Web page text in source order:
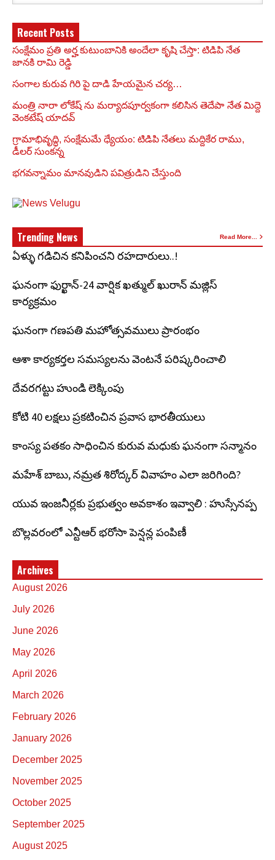
Recent Posts
సంక్షేమం ప్రతి అర్హ కుటుంబానికి అందేలా కృషి చేస్తా: టిడిపి నేత
జానకి రామి రెడ్డి
సంగాల కురువ గిరి పై దాడి హేయమైన చర్య…
మంత్రి నారా లోకేష్ ను మర్యాదపూర్వకంగా కలిసిన తెదేపా నేత మిద్దె
వెంకటేష్ యాదవ్
గ్రామాభివృద్ధి, సంక్షేమమే ధ్యేయం: టిడిపి నేతలు మద్దికేర రాము,
డీలర్ సుంకన్న
భగవన్నామం మానవుడిని పవిత్రుడిని చేస్తుంది
Trending News Read More...
ఏళ్ళు గడిచిన కనిపించని రహదారులు..!
ఘనంగా ఫుర్ఖాన్-24 వార్షిక ఖత్ముల్ ఖురాన్ మజ్లిస్
కార్యక్రమం
ఘనంగా గణపతి మహోత్సవములు ప్రారంభం
ఆశా కార్యకర్తల సమస్యలను వెంటనే పరిష్కరించాలి
దేవరగట్టు హుండి లెక్కింపు
కోటి 40 లక్షలు ప్రకటించిన ప్రవాస భారతీయులు
కాంస్య పతకం సాధించిన కురువ మధుకు ఘనంగా సన్మానం
మహేశ్ బాబు, నమ్రత శిరోద్కర్ వివాహం ఎలా జరిగింది?
యువ ఇంజనీర్లకు ప్రభుత్వం అవకాశం ఇవ్వాలి : హుస్సేనప్ప
బొల్లవరంలో ఎన్టీఆర్ భరోసా పెన్షన్ల పంపిణీ
Archives
August 2026
July 2026
June 2026
May 2026
April 2026
March 2026
February 2026
January 2026
December 2025
November 2025
October 2025
September 2025
August 2025